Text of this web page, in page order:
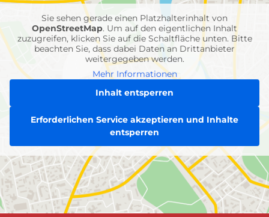
Sie sehen gerade einen Platzhalterinhalt von
OpenStreetMap. Um auf den eigentlichen Inhalt
zuzugreifen, klicken Sie auf die Schaltfläche unten. Bitte
beachten Sie, dass dabei Daten an Drittanbieter
weitergegeben werden.
Mehr Informationen
Inhalt entsperren
Erforderlichen Service akzeptieren und Inhalte
entsperren